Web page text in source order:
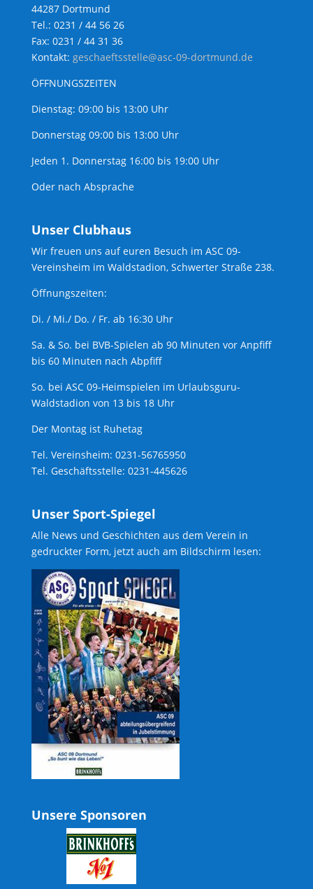
44287 Dortmund
Tel.: 0231 / 44 56 26
Fax: 0231 / 44 31 36
Kontakt: geschaeftsstelle@asc-09-dortmund.de
ÖFFNUNGSZEITEN
Dienstag: 09:00 bis 13:00 Uhr
Donnerstag 09:00 bis 13:00 Uhr
Jeden 1. Donnerstag 16:00 bis 19:00 Uhr
Oder nach Absprache
Unser Clubhaus
Wir freuen uns auf euren Besuch im ASC 09-
Vereinsheim im Waldstadion, Schwerter Straße 238.
Öffnungszeiten:
Di. / Mi./ Do. / Fr. ab 16:30 Uhr
Sa. & So. bei BVB-Spielen ab 90 Minuten vor Anpfiff
bis 60 Minuten nach Abpfiff
So. bei ASC 09-Heimspielen im Urlaubsguru-
Waldstadion von 13 bis 18 Uhr
Der Montag ist Ruhetag
Tel. Vereinsheim: 0231-56765950
Tel. Geschäftsstelle: 0231-445626
Unser Sport-Spiegel
Alle News und Geschichten aus dem Verein in
gedruckter Form, jetzt auch am Bildschirm lesen:
Unsere Sponsoren